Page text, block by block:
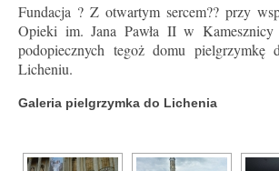
Fundacja ? Z otwartym sercem?? przy
Opieki im. Jana Pawła II w Kamesznicy
podopiecznych tegoż domu pielgrzymkę
Licheniu.
Galeria pielgrzymka do Lichenia